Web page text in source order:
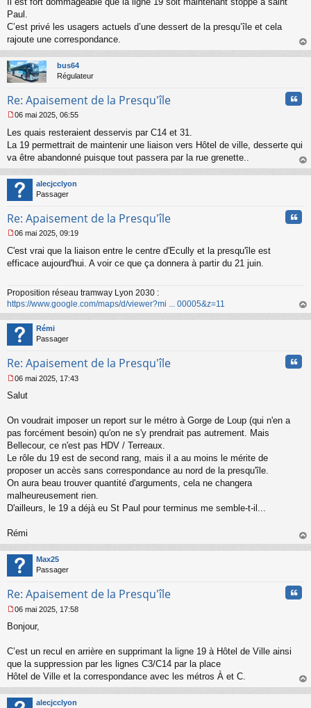
g
e
n
o
n
l
u
Paul.
C’est privé les usagers actuels d’une dessert de la presqu’île et cela
rajoute une correspondance.
au
bus64
Régulateur
Re: Apaisement de la Presqu'île
e
s
g
e
n
n
u
06 mai 2025, 06:55
Les quais resteraient desservis par C14 et 31.
La 19 permettrait de maintenir une liaison vers Hôtel de ville, desserte qui
va être abandonné puisque tout passera par la rue grenette..
au
alecjcclyon
Passager
Re: Apaisement de la Presqu'île
e
s
g
e
n
o
n
l
06 mai 2025, 09:19
C'est vrai que la liaison entre le centre d'Ecully et la presqu'île est
efficace aujourd'hui. A voir ce que ça donnera à partir du 21 juin.
Proposition réseau tramway Lyon 2030 :
https://www.google.com/maps/d/viewer?mi ... 00005&z=11
au
Rémi
Passager
Re: Apaisement de la Presqu'île
e
s
g
e
n
o
n
u
06 mai 2025, 17:43
Salut
On voudrait imposer un report sur le métro à Gorge de Loup (qui n'en a
pas forcément besoin) qu'on ne s'y prendrait pas autrement. Mais
Bellecour, ce n'est pas HDV / Terreaux.
Le rôle du 19 est de second rang, mais il a au moins le mérite de
proposer un accès sans correspondance au nord de la presqu'île.
On aura beau trouver quantité d'arguments, cela ne changera
malheureusement rien.
D'ailleurs, le 19 a déjà eu St Paul pour terminus me semble-t-il...
Rémi
au
Max25
Passager
Re: Apaisement de la Presqu'île
e
s
g
e
n
o
06 mai 2025, 17:58
Bonjour,
C’est un recul en arrière en supprimant la ligne 19 à Hôtel de Ville ainsi
que la suppression par les lignes C3/C14 par la place
Hôtel de Ville et la correspondance avec les métros À et C.
au
alecjcclyon